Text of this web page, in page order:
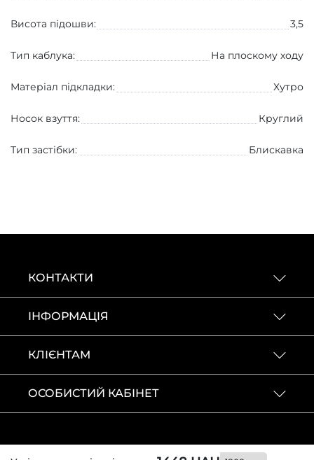
Висота підошви: 3,5
Тип каблука: На плоскому ходу
Матеріал підкладки: Хутро
Носок взуття: Круглий
Тип застібки: Блискавка
КОНТАКТИ
ІНФОРМАЦІЯ
КЛІЄНТАМ
ОСОБИСТИЙ КАБІНЕТ